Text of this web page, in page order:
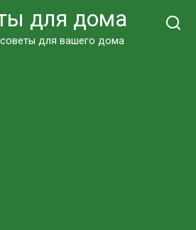
для дома
для вашего дома